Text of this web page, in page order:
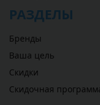
РАЗДЕЛЫ
Бренды
Ваша цель
Скидки
Скидочная